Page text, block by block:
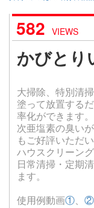
582 VIEWS
かびとり
大掃除、特別清
塗って放置する
率化ができます。
次亜塩素の臭い
もご好評いただい
ハウスクリーン
日常清掃・定期
ます。
使用例動画①、 ②